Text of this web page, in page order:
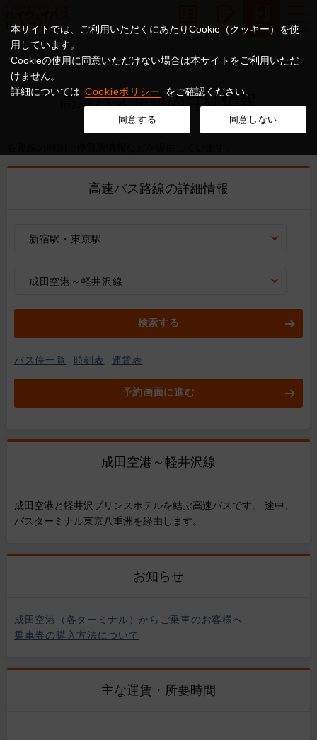
本サイトでは、ご利用いただくにあたりCookie（クッキー）を使
用しています。
Cookieの使用に同意いただけない場合は本サイトをご利用いただ
けません。
詳細については Cookieポリシー をご確認ください。
同意する 同意しない
高速バス路線の詳細情報
高速バス路線の詳細情報
新宿駅・東京駅
成田空港～軽井沢線
検索する
バス停一覧 時刻表 運賃表
予約画面に進む
成田空港～軽井沢線
成田空港と軽井沢プリンスホテルを結ぶ高速バスです。 途中、
バスターミナル東京八重洲を経由します。
お知らせ
成田空港（各ターミナル）からご乗車のお客様へ
乗車券の購入方法について
主な運賃・所要時間